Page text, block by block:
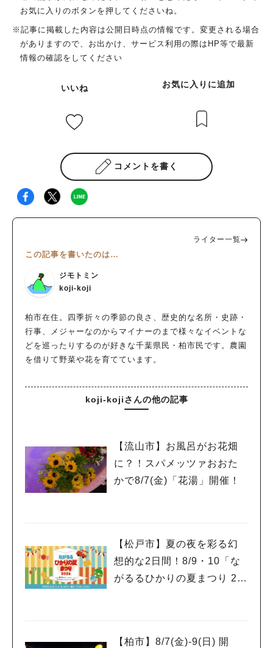
お気に入りのボタンを押してくださいね。
※記事に掲載した内容は公開日時点の情報です。変更される場合
がありますので、お出かけ、サービス利用の際はHP等で最新
情報の確認をしてください
いいね お気に入りに追加
コメントを書く
ライター一覧
この記事を書いたのは…
ジモトミン
koji-koji
柏市在住。四季折々の季節の良さ、歴史的な名所・史跡・
行事、メジャーなのからマイナーのまで様々なイベントな
どを巡ったりするのが好きな千葉県民・柏市民です。農園
を借りて野菜や花を育てています。
koji-kojiさんの他の記事
【流山市】お風呂がお花畑
に？！スパメッツァおおた
かで8/7(金)「花湯」開催！
【松戸市】夏の夜を彩る幻
想的な2日間！8/9・10「な
がるるひかりの夏まつり 20
【柏市】8/7(金)‐9(日) 開